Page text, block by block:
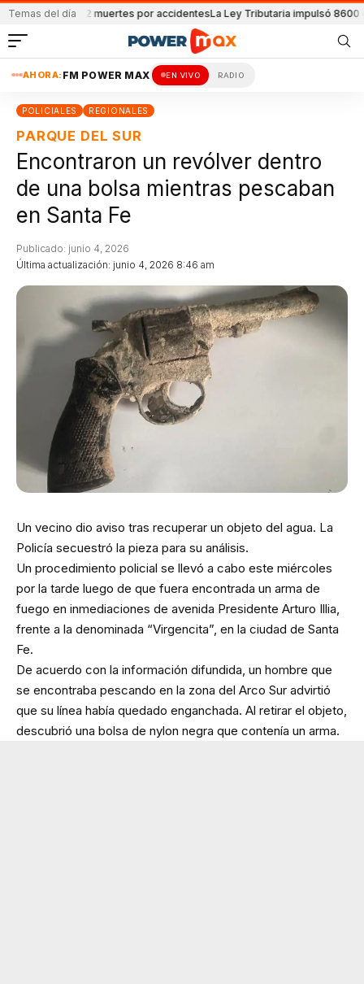
Temas del día32 muertes por accidentesLa Ley Tributaria impulsó 8600
AHORA: FM POWER MAX EN VIVO RADIO
POLICIALES REGIONALES
PARQUE DEL SUR
Encontraron un revólver dentro
de una bolsa mientras pescaban
en Santa Fe
Última actualización: junio 4, 2026 8:46 am
Publicado: junio 4, 2026
Un vecino dio aviso tras recuperar un objeto del agua. La
Policía secuestró la pieza para su análisis.
Un procedimiento policial se llevó a cabo este miércoles
por la tarde luego de que fuera encontrada un arma de
fuego en inmediaciones de avenida Presidente Arturo Illia,
frente a la denominada “Virgencita”, en la ciudad de Santa
Fe.
De acuerdo con la información difundida, un hombre que
se encontraba pescando en la zona del Arco Sur advirtió
que su línea había quedado enganchada. Al retirar el objeto,
descubrió una bolsa de nylon negra que contenía un arma.